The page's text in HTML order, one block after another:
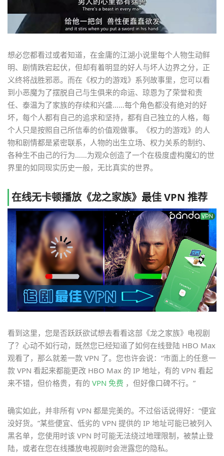
想必您都看过或者知道，在金庸的江湖小说里每个人物生动鲜
明、剧情跌宕起伏，但却有着明显的好人与坏人边界之分，正
义终将战胜邪恶。而在《权力的游戏》系列故事里，您可以看
到小恶魔为了摆脱自己与生俱来的命运、琼恩为了荣誉和责
任、泰温为了家族的存续和兴盛……每个角色都没有绝对的好
坏，每个人都有自己的追求和坚持，都有自己独立的人格，每
个人只是按照自己所信奉的价值观做事。《权力的游戏》的人
物和剧情都是紧密联系，人物的出生立场、权力关系的制约、
各种生不由己的行为……为观众创造了一个在极度虚构魔幻的世
界里的如同现实历史一般，无比真实的世界。
在线无卡顿播放《龙之家族》最佳 VPN 推荐
看到这里，您是否跃跃欲试想去看看这部《龙之家族》电视剧
了？心动不如行动，既然您已经知道了如何在线登陆 HBO Max
观看了，那么就差一款 VPN 了。您也许会说：“市面上的任意一
款 VPN 看起来都能更改 HBO Max 的 IP 地址，有的 VPN 看起
来不错，但价格贵，有的 VPN 免费 ，但好像口碑不行。”
确实如此，并非所有 VPN 都是完美的。不过俗话说得好：“便宜
没好货。”某些便宜、低劣的 VPN 提供的 IP 地址可能已被列入
黑名单，您使用时该 VPN 时可能无法绕过地理限制，被禁止登
陆，或者在您在线播放电视剧时会泄露您的隐私。